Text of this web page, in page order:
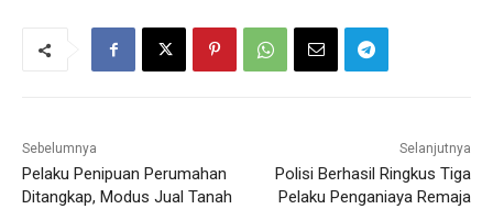
Sebelumnya
Pelaku Penipuan Perumahan
Ditangkap, Modus Jual Tanah
Selanjutnya
Polisi Berhasil Ringkus Tiga
Pelaku Penganiaya Remaja